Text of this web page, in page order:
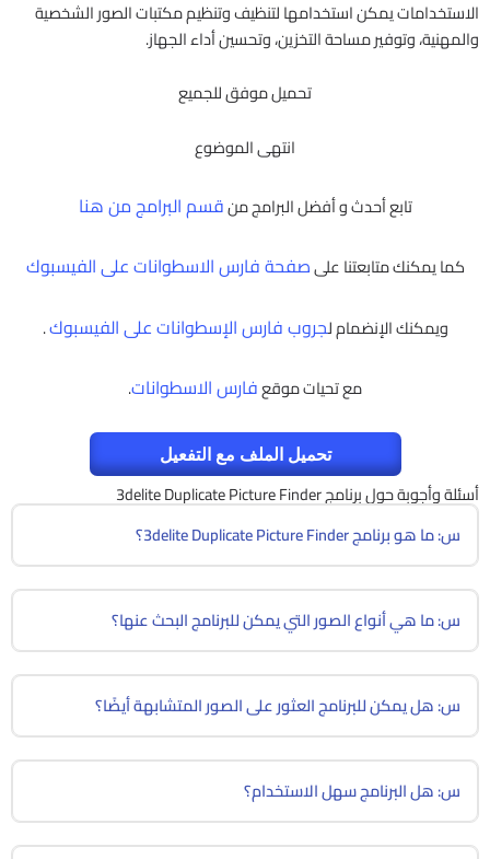
الاستخدامات يمكن استخدامها لتنظيف وتنظيم مكتبات الصور الشخصية
والمهنية، وتوفير مساحة التخزين، وتحسين أداء الجهاز.
تحميل موفق للجميع
انتهى الموضوع
تابع أحدث و أفضل البرامج منقسم البرامج من هنا
كما يمكنك متابعتنا علىصفحة فارس الاسطوانات على الفيسبوك
ويمكنك الإنضمام لجروب فارس الإسطوانات على الفيسبوك.
مع تحيات موقعفارس الاسطوانات.
تحميل الملف مع التفعيل
أسئلة وأجوبة حول برنامج 3delite Duplicate Picture Finder
س: ما هو برنامج 3delite Duplicate Picture Finder؟
س: ما هي أنواع الصور التي يمكن للبرنامج البحث عنها؟
س: هل يمكن للبرنامج العثور على الصور المتشابهة أيضًا؟
س: هل البرنامج سهل الاستخدام؟